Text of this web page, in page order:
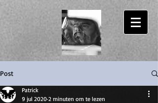
Post
Patrick
9 jul 2020 2 minuten om te lezen